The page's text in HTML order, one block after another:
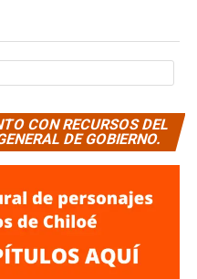
CON RECURSOS DEL
DE GOBIERNO.